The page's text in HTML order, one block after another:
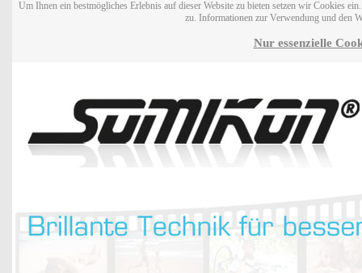
Um Ihnen ein bestmögliches Erlebnis auf dieser Website zu bieten setzen wir Cookies
zu. Informationen zur Verwendung und den
Nur essenzielle